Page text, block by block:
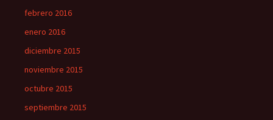
febrero 2016
enero 2016
diciembre 2015
noviembre 2015
octubre 2015
septiembre 2015